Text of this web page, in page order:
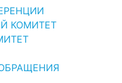
КОМИТЕТ